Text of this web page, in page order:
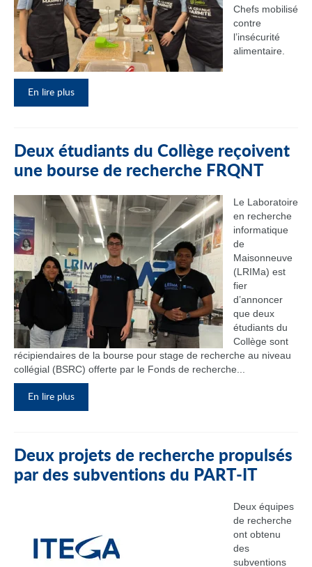
Chefs mobilisé
contre
l’insécurité
alimentaire.
En lire plus
Deux étudiants du Collège reçoivent
une bourse de recherche FRQNT
Le Laboratoire
en recherche
informatique
de
Maisonneuve
(LRIMa) est
fier
d’annoncer
que deux
étudiants du
Collège sont
récipiendaires de la bourse pour stage de recherche au niveau
collégial (BSRC) offerte par le Fonds de recherche...
En lire plus
Deux projets de recherche propulsés
par des subventions du PART‑IT
Deux équipes
de recherche
ont obtenu
des
subventions